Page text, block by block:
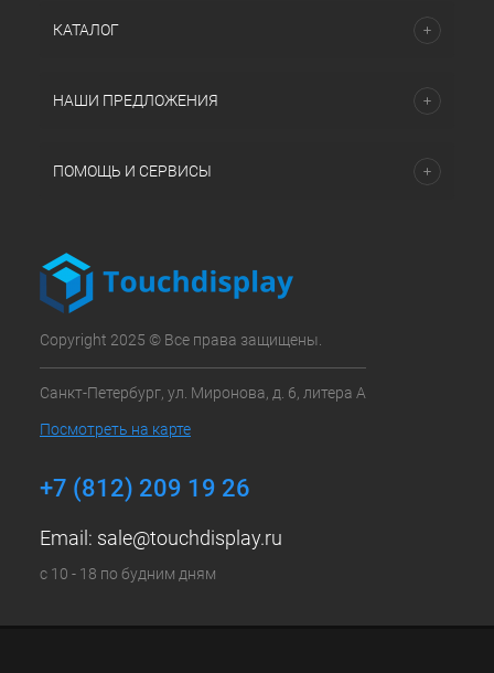
КАТАЛОГ
НАШИ ПРЕДЛОЖЕНИЯ
ПОМОЩЬ И СЕРВИСЫ
Copyright 2025 © Все права защищены.
Санкт-Петербург, ул. Миронова, д. 6, литера А
Посмотреть на карте
+7 (812) 209 19 26
Email: sale@touchdisplay.ru
с 10 - 18 по будним дням